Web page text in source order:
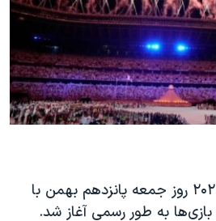
۲۰۲۴
المپیک زمستانی پکن ۲۰۲۲ روز جمعه پانزدهم بهمن با
بازی‌ها به طور رسمی آغاز شد.